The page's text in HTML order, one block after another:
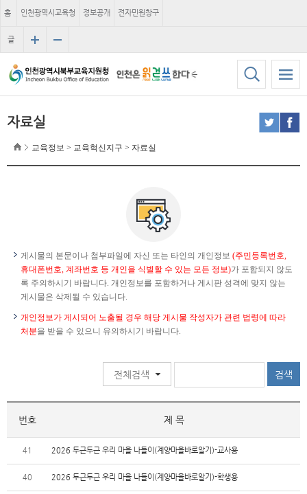
홈 인천광역시교육청 정보공개 전자민원창구
글
자
기
자료실
교육정보 > 교육혁신지구 > 자료실
게시물의 본문이나 첨부파일에 자신 또는 타인의 개인정보 (주민등록번호,
휴대폰번호, 계좌번호 등 개인을 식별할 수 있는 모든 정보)가 포함되지 않도
록 주의하시기 바랍니다. 개인정보를 포함하거나 게시판 성격에 맞지 않는
게시물은 삭제될 수 있습니다.
개인정보가 게시되어 노출될 경우 해당 게시물 작성자가 관련 법령에 따라
처분을 받을 수 있으니 유의하시기 바랍니다.
번호 제 목
41 2026 두근두근 우리 마을 나들이(계양마을바로알기)-교사용
40 2026 두근두근 우리 마을 나들이(계양마을바로알기)-학생용